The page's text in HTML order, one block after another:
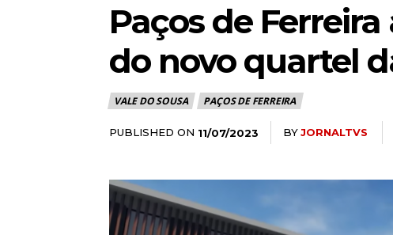
Paços de
do novo quartel
VALE DO SOUSA PAÇOS DE FERREIRA
PUBLISHED ON 11/07/2023 BYJORNALTVS